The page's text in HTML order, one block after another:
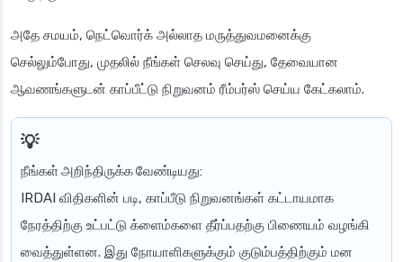
அதே சமயம், நெட்வொர்க் அல்லாத மருத்துவமனைக்கு
செல்லும்போது, முதலில் நீங்கள் செலவு செய்து, தேவையான
ஆவணங்களுடன் காப்பீட்டு நிறுவனம் ரீம்பர்ஸ் செய்ய கேட்கலாம்.
நீங்கள் அறிந்திருக்க வேண்டியது:
IRDAI விதிகளின் படி, காப்பீடு நிறுவனங்கள் கட்டாயமாக
நேரத்திற்கு உட்பட்டு க்ளைம்களை தீர்ப்பதற்கு பிணையம் வழங்கி
வைத்துள்ளன. இது நோயாளிகளுக்கும் குடும்பத்திற்கும் மன